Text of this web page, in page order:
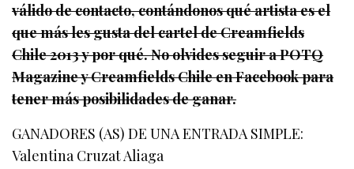
válido de contacto, contándonos qué artista es el
que más les gusta del cartel de Creamfields
Chile 2013 y por qué. No olvides seguir a POTQ
Magazine y Creamfields Chile en Facebook para
tener más posibilidades de ganar.
GANADORES (AS) DE UNA ENTRADA SIMPLE:
Valentina Cruzat Aliaga